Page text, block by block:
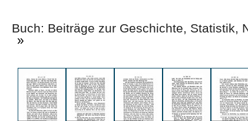
Buch: Beiträge zur Geschichte,
»